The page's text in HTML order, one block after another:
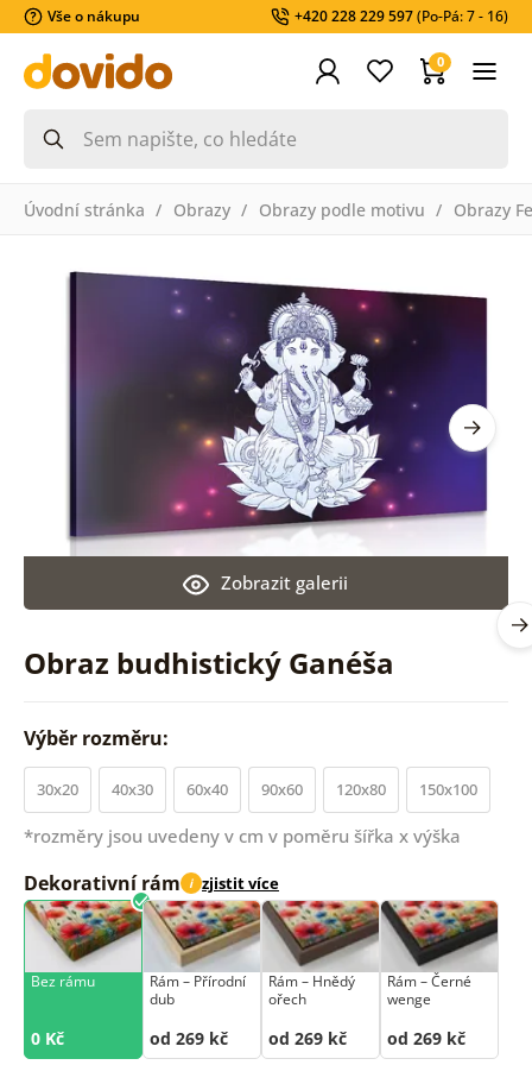
Vše o nákupu +420 228 229 597(Po-Pá: 7 - 16)
0
Úvodní stránka Obrazy Obrazy podle motivu Obrazy
Obraz budhistický Ganéša
Zobrazit galerii
Výběr rozměru:
30x20 40x30 60x40 90x60 120x80 150x100
*rozměry jsou uvedeny v cm v poměru šířka x výška
Dekorativní rám i zjistit více
Bez rámu
0 Kč
Rám –⁠⁠⁠⁠⁠⁠ Přírodní
dub
od 269 kč
Rám –⁠⁠⁠⁠⁠⁠ Hnědý
ořech
od 269 kč
Rám –⁠⁠⁠⁠⁠⁠ Černé
wenge
od 269 kč